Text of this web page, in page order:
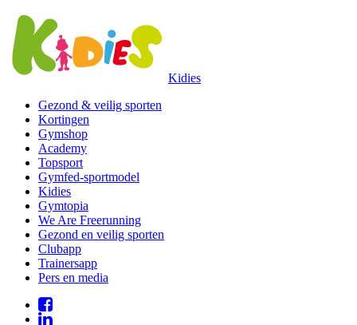
Kidies
Gezond & veilig sporten
Kortingen
Gymshop
Academy
Topsport
Gymfed-sportmodel
Kidies
Gymtopia
We Are Freerunning
Gezond en veilig sporten
Clubapp
Trainersapp
Pers en media